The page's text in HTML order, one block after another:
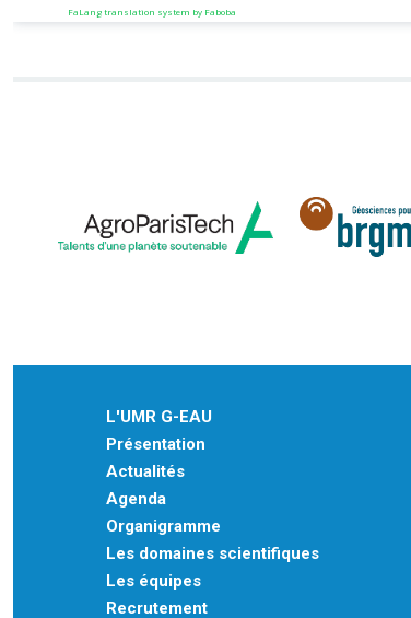
FaLang translation system by Faboba
L'UMR G-EAU
Présentation
Actualités
Agenda
Organigramme
Les domaines scientifiques
Les équipes
Recrutement